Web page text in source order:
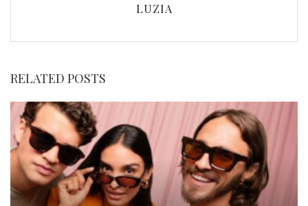
LUZIA
RELATED POSTS